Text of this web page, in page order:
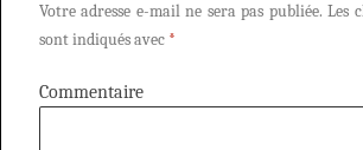
Votre adresse e-mail ne sera pas publiée. Les
sont indiqués avec *
Commentaire